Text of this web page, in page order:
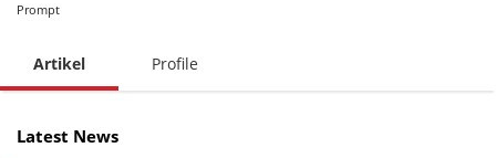
Prompt
Artikel Profile
Latest News